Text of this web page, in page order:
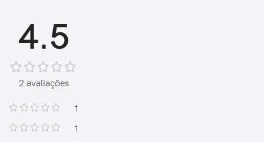
4.5
2 avaliações
1
1